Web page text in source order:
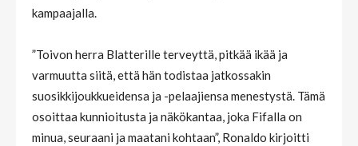
kampaajalla.
”Toivon herra Blatterille terveyttä, pitkää ikää ja
varmuutta siitä, että hän todistaa jatkossakin
suosikkijoukkueidensa ja -pelaajiensa menestystä. Tämä
osoittaa kunnioitusta ja näkökantaa, joka Fifalla on
minua, seuraani ja maatani kohtaan”, Ronaldo kirjoitti